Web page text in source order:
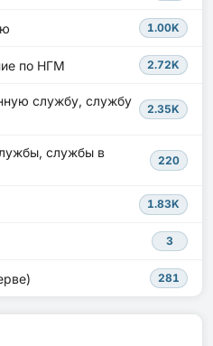
1.00K
по НГМ 2.72K
службу, службу
2.35K
службы в
220
1.83K
3
281